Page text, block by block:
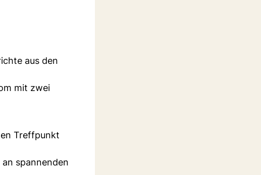
aus den
mit zwei
Treffpunkt
spannenden